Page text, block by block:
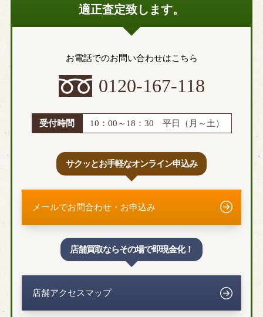
適正査定致します。
お電話でのお問い合わせはこちら
0120-167-118
受付時間 10：00～18：30 平日（月～土）
サクッとお手軽なオンライン申込み
メールでお問合わせ・お申込み
店舗買取ならその場で即現金化！
店舗アクセスマップ